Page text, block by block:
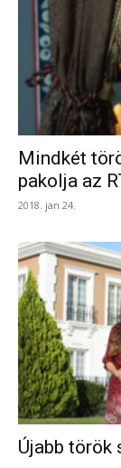
Mindkét
pakolja az
2018. jan 24.
Újabb török